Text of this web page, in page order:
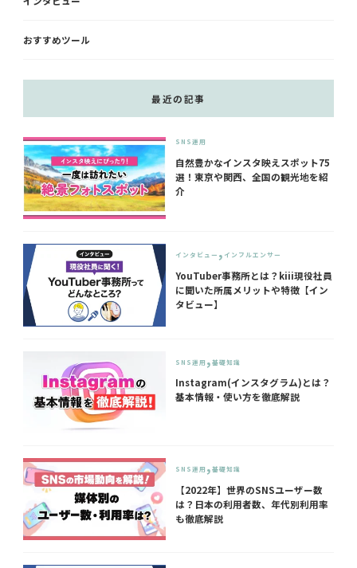
おすすめツール
最近の記事
SNS運用
自然豊かなインスタ映えスポット75
選！東京や関西、全国の観光地を紹
介
インタビュー インフルエンサー
YouTuber事務所とは？kiii現役社員
に聞いた所属メリットや特徴【イン
タビュー】
SNS運用 基礎知識
Instagram(インスタグラム)とは？
基本情報・使い方を徹底解説
SNS運用 基礎知識
【2022年】世界のSNSユーザー数
は？日本の利用者数、年代別利用率
も徹底解説